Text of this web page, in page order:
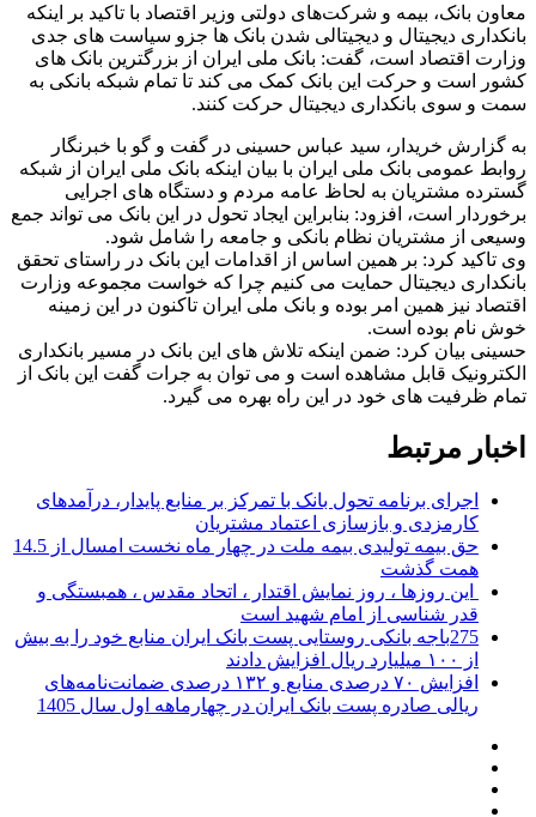
معاون بانک، بیمه و شرکت‌های دولتی وزیر اقتصاد با تاکید بر اینکه
بانکداری دیجیتال و دیجیتالی شدن بانک ها جزو سیاست های جدی
وزارت اقتصاد است، گفت: بانک ملی ایران از بزرگترین بانک های
کشور است و حرکت این بانک کمک می کند تا تمام شبکه بانکی به
سمت و سوی بانکداری دیجیتال حرکت کنند.
به گزارش خریدار، سید عباس حسینی در گفت و گو با خبرنگار
روابط عمومی بانک ملی ایران با بیان اینکه بانک ملی ایران از شبکه
گسترده مشتریان به لحاظ عامه مردم و دستگاه های اجرایی
برخوردار است، افزود: بنابراین ایجاد تحول در این بانک می تواند جمع
وسیعی از مشتریان نظام بانکی و جامعه را شامل شود.
وی تاکید کرد: بر همین اساس از اقدامات این بانک در راستای تحقق
بانکداری دیجیتال حمایت می کنیم چرا که خواست مجموعه وزارت
اقتصاد نیز همین امر بوده و بانک ملی ایران تاکنون در این زمینه
خوش نام بوده است.
حسینی بیان کرد: ضمن اینکه تلاش های این بانک در مسیر بانکداری
الکترونیک قابل مشاهده است و می توان به جرات گفت این بانک از
تمام ظرفیت های خود در این راه بهره می گیرد.
اخبار مرتبط
اجرای برنامه تحول بانک با تمرکز بر منابع پایدار، درآمدهای
کارمزدی و بازسازی اعتماد مشتریان
حق بیمه تولیدی بیمه ملت در چهار ماه نخست امسال از 14.5
همت گذشت
این روزها ، روز نمایش اقتدار ، اتحاد مقدس ، همبستگی و
قدر شناسی از امام شهید است
275باجه بانکی روستایی پست بانک ایران منابع خود را به بیش
از ۱۰۰ میلیارد ریال افزایش دادند
افزایش ۷۰ درصدی منابع و ۱۳۲ درصدی ضمانت‌نامه‌های
ریالی صادره پست بانک ایران در چهارماهه اول سال 1405